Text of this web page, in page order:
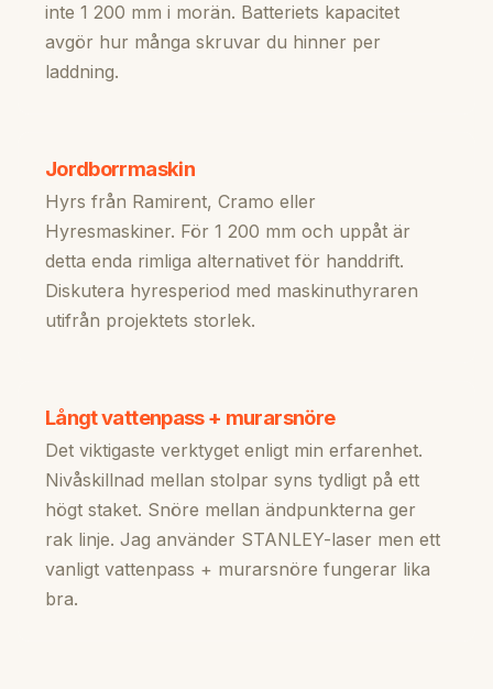
inte 1 200 mm i morän. Batteriets kapacitet
avgör hur många skruvar du hinner per
laddning.
Jordborrmaskin
Hyrs från Ramirent, Cramo eller
Hyresmaskiner. För 1 200 mm och uppåt är
detta enda rimliga alternativet för handdrift.
Diskutera hyresperiod med maskinuthyraren
utifrån projektets storlek.
Långt vattenpass + murarsnöre
Det viktigaste verktyget enligt min erfarenhet.
Nivåskillnad mellan stolpar syns tydligt på ett
högt staket. Snöre mellan ändpunkterna ger
rak linje. Jag använder STANLEY-laser men ett
vanligt vattenpass + murarsnöre fungerar lika
bra.